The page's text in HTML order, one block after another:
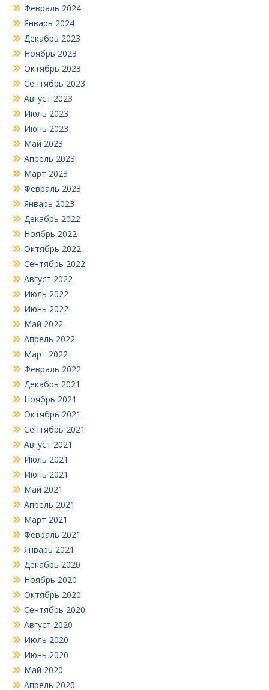
Февраль 2024
Январь 2024
Декабрь 2023
Ноябрь 2023
Октябрь 2023
Сентябрь 2023
Август 2023
Июль 2023
Июнь 2023
Май 2023
Апрель 2023
Март 2023
Февраль 2023
Январь 2023
Декабрь 2022
Ноябрь 2022
Октябрь 2022
Сентябрь 2022
Август 2022
Июль 2022
Июнь 2022
Май 2022
Апрель 2022
Март 2022
Февраль 2022
Декабрь 2021
Ноябрь 2021
Октябрь 2021
Сентябрь 2021
Август 2021
Июль 2021
Июнь 2021
Май 2021
Апрель 2021
Март 2021
Февраль 2021
Январь 2021
Декабрь 2020
Ноябрь 2020
Октябрь 2020
Сентябрь 2020
Август 2020
Июль 2020
Июнь 2020
Май 2020
Апрель 2020